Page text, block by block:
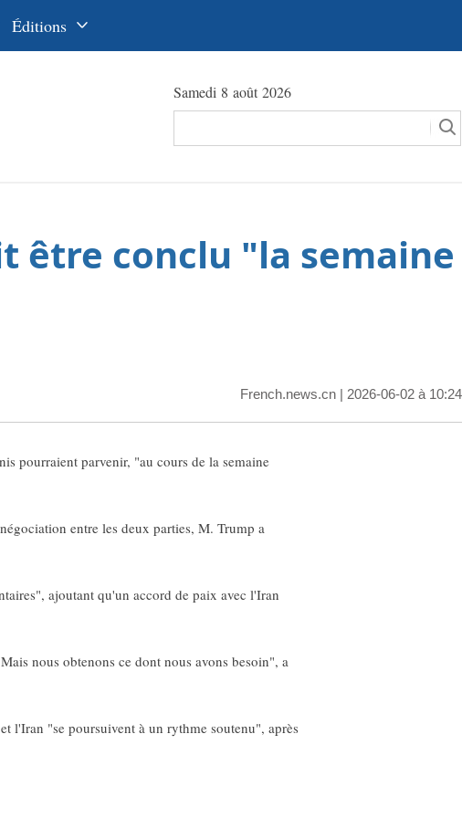
Éditions
عربي
Samedi 8 août 2026
être conclu "la semaine
French.news.cn | 2026-06-02 à 10:24
pourraient parvenir, "au cours de la semaine
entre les deux parties, M. Trump a
ajoutant qu'un accord de paix avec l'Iran
nous obtenons ce dont nous avons besoin", a
l'Iran "se poursuivent à un rythme soutenu", après